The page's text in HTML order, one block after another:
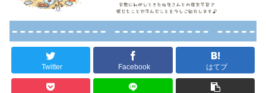
Twitter Facebook はてブ